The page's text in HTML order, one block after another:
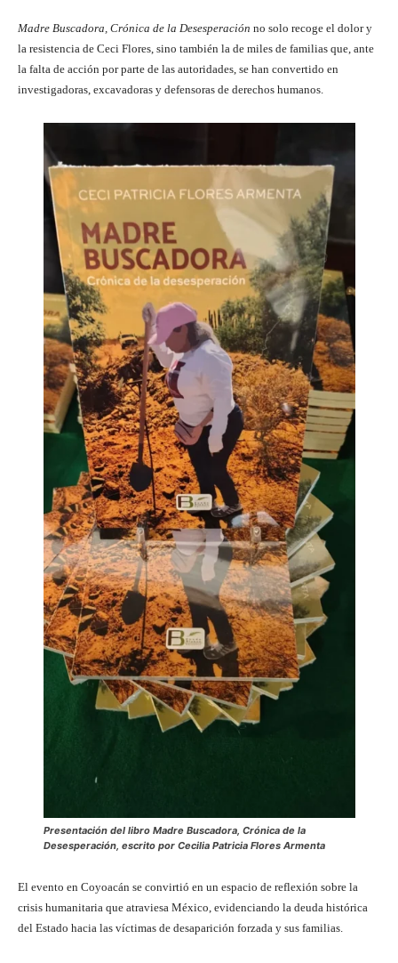
Madre Buscadora, Crónica de la Desesperación no solo recoge el dolor y
la resistencia de Ceci Flores, sino también la de miles de familias que, ante
la falta de acción por parte de las autoridades, se han convertido en
investigadoras, excavadoras y defensoras de derechos humanos.
Presentación del libro Madre Buscadora, Crónica de la
Desesperación, escrito por Cecilia Patricia Flores Armenta
El evento en Coyoacán se convirtió en un espacio de reflexión sobre la
crisis humanitaria que atraviesa México, evidenciando la deuda histórica
del Estado hacia las víctimas de desaparición forzada y sus familias.